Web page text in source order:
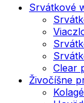
Srvátkové
Clear
Živočíšne